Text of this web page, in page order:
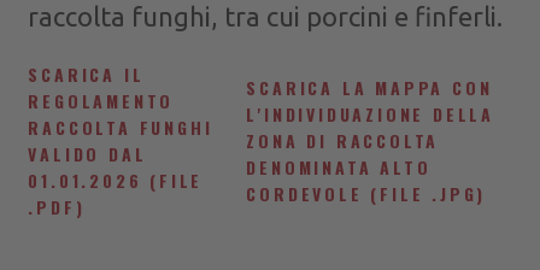
raccolta funghi, tra cui porcini e finferli.
SCARICA IL
REGOLAMENTO
RACCOLTA FUNGHI
VALIDO DAL
01.01.2026 (FILE
.PDF)
SCARICA LA MAPPA CON
L'INDIVIDUAZIONE DELLA
ZONA DI RACCOLTA
DENOMINATA ALTO
CORDEVOLE (FILE .JPG)